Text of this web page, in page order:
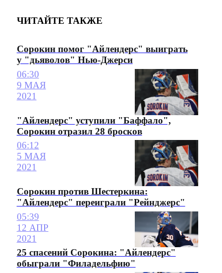
ЧИТАЙТЕ ТАКЖЕ
Сорокин помог "Айлендерс" выиграть
у "дьяволов" Нью-Джерси
06:30
9 МАЯ
2021
"Айлендерс" уступили "Баффало",
Сорокин отразил 28 бросков
06:12
5 МАЯ
2021
Сорокин против Шестеркина:
"Айлендерс" переиграли "Рейнджерс"
05:39
12 АПР
2021
25 спасений Сорокина: "Айлендерс"
обыграли "Филадельфию"